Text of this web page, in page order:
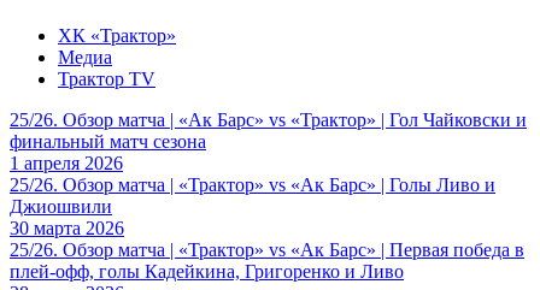
ХК «Трактор»
Медиа
Трактор TV
25/26. Обзор матча | «Ак Барс» vs «Трактор» | Гол Чайковски и
финальный матч сезона
1 апреля 2026
25/26. Обзор матча | «Трактор» vs «Ак Барс» | Голы Ливо и
Джиошвили
30 марта 2026
25/26. Обзор матча | «Трактор» vs «Ак Барс» | Первая победа в
плей-офф, голы Кадейкина, Григоренко и Ливо